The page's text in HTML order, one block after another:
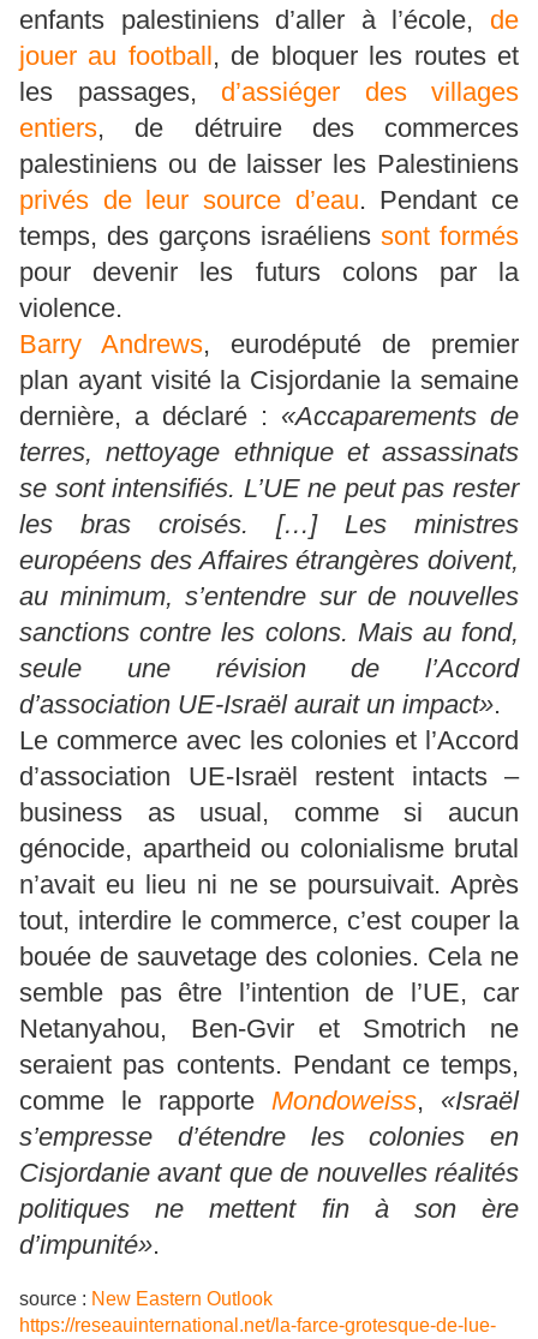
enfants palestiniens d’aller à l’école, de
jouer au football, de bloquer les routes et
les passages, d’assiéger des villages
entiers, de détruire des commerces
palestiniens ou de laisser les Palestiniens
privés deleur source d’eau. Pendant ce
temps, des garçons israéliens sont formés
pour devenir les futurs colons par la
violence.
Barry Andrews, eurodéputé de premier
plan ayant visité la Cisjordanie la semaine
dernière, a déclaré : «Accaparements de
terres, nettoyage ethnique et assassinats
se sont intensifiés. L’UE ne peut pas rester
les bras croisés. […] Les ministres
européens des Affaires étrangères doivent,
au minimum, s’entendre sur de nouvelles
sanctions contre les colons. Mais au fond,
seule une révision de l’Accord
d’association UE-Israël aurait un impact».
Le commerce avec les colonies et l’Accord
d’association UE-Israël restent intacts –
business as usual, comme si aucun
génocide, apartheid ou colonialisme brutal
n’avait eu lieu ni ne se poursuivait. Après
tout, interdire le commerce, c’est couper la
bouée de sauvetage des colonies. Cela ne
semble pas être l’intention de l’UE, car
Netanyahou, Ben-Gvir et Smotrich ne
seraient pas contents. Pendant ce temps,
comme le rapporte Mondoweiss, «Israël
s’empresse d’étendre les colonies en
Cisjordanie avant que de nouvelles réalités
politiques ne mettent fin à son ère
d’impunité».
source : New Eastern Outlook
https://reseauinternational.net/la-farce-grotesque-de-lue-